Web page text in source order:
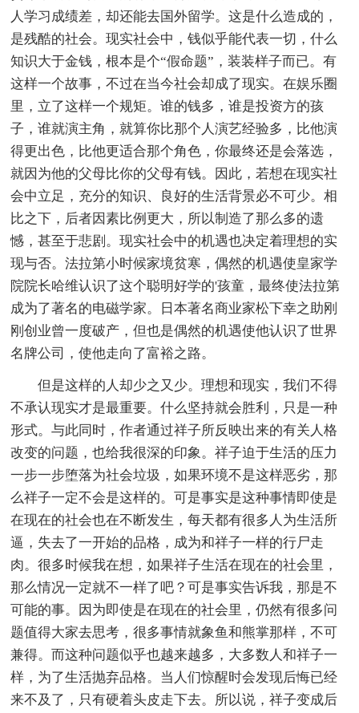
人学习成绩差，却还能去国外留学。这是什么造成的，
是残酷的社会。现实社会中，钱似乎能代表一切，什么
知识大于金钱，根本是个“假命题”，装装样子而已。有
这样一个故事，不过在当今社会却成了现实。在娱乐圈
里，立了这样一个规矩。谁的钱多，谁是投资方的孩
子，谁就演主角，就算你比那个人演艺经验多，比他演
得更出色，比他更适合那个角色，你最终还是会落选，
就因为他的父母比你的父母有钱。因此，若想在现实社
会中立足，充分的知识、良好的生活背景必不可少。相
比之下，后者因素比例更大，所以制造了那么多的遗
憾，甚至于悲剧。现实社会中的机遇也决定着理想的实
现与否。法拉第小时候家境贫寒，偶然的机遇使皇家学
院院长哈维认识了这个聪明好学的'孩童，最终使法拉第
成为了著名的电磁学家。日本著名商业家松下幸之助刚
刚创业曾一度破产，但也是偶然的机遇使他认识了世界
名牌公司，使他走向了富裕之路。
但是这样的人却少之又少。理想和现实，我们不得
不承认现实才是最重要。什么坚持就会胜利，只是一种
形式。与此同时，作者通过祥子所反映出来的有关人格
改变的问题，也给我很深的印象。祥子迫于生活的压力
一步一步堕落为社会垃圾，如果环境不是这样恶劣，那
么祥子一定不会是这样的。可是事实是这种事情即使是
在现在的社会也在不断发生，每天都有很多人为生活所
逼，失去了一开始的品格，成为和祥子一样的行尸走
肉。很多时候我在想，如果祥子生活在现在的社会里，
那么情况一定就不一样了吧？可是事实告诉我，那是不
可能的事。因为即使是在现在的社会里，仍然有很多问
题值得大家去思考，很多事情就象鱼和熊掌那样，不可
兼得。而这种问题似乎也越来越多，大多数人和祥子一
样，为了生活抛弃品格。当人们惊醒时会发现后悔已经
来不及了，只有硬着头皮走下去。所以说，祥子变成后